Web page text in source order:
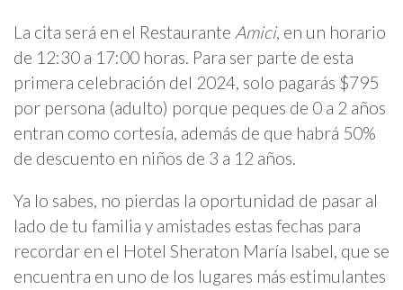
La cita será en el Restaurante Amici, en un horario
de 12:30 a 17:00 horas. Para ser parte de esta
primera celebración del 2024, solo pagarás $795
por persona (adulto) porque peques de 0 a 2 años
entran como cortesía, además de que habrá 50%
de descuento en niños de 3 a 12 años.
Ya lo sabes, no pierdas la oportunidad de pasar al
lado de tu familia y amistades estas fechas para
recordar en el Hotel Sheraton María Isabel, que se
encuentra en uno de los lugares más estimulantes